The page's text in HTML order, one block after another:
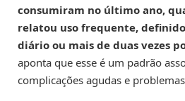
consumiram no último ano,
relatou uso frequente,
diário ou mais de duas vezes
aponta que esse é um padrão
complicações agudas e